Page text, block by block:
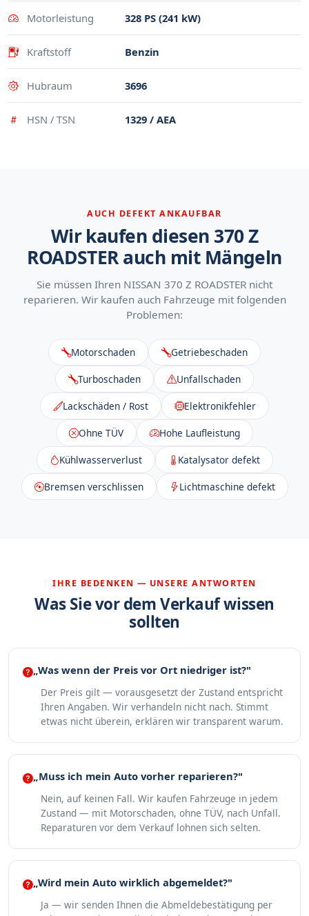
Motorleistung 328 PS (241 kW)
Kraftstoff Benzin
Hubraum 3696
HSN / TSN 1329 / AEA
AUCH DEFEKT ANKAUFBAR
Wir kaufen diesen 370 Z
ROADSTER auch mit Mängeln
Sie müssen Ihren NISSAN 370 Z ROADSTER nicht
reparieren. Wir kaufen auch Fahrzeuge mit folgenden
Problemen:
Motorschaden Getriebeschaden
Turboschaden Unfallschaden
Lackschäden / Rost Elektronikfehler
Ohne TÜV Hohe Laufleistung
Kühlwasserverlust Katalysator defekt
Bremsen verschlissen Lichtmaschine defekt
IHRE BEDENKEN — UNSERE ANTWORTEN
Was Sie vor dem Verkauf wissen
sollten
„Was wenn der Preis vor Ort niedriger ist?"
Der Preis gilt — vorausgesetzt der Zustand entspricht
Ihren Angaben. Wir verhandeln nicht nach. Stimmt
etwas nicht überein, erklären wir transparent warum.
„Muss ich mein Auto vorher reparieren?"
Nein, auf keinen Fall. Wir kaufen Fahrzeuge in jedem
Zustand — mit Motorschaden, ohne TÜV, nach Unfall.
Reparaturen vor dem Verkauf lohnen sich selten.
„Wird mein Auto wirklich abgemeldet?"
Ja — wir senden Ihnen die Abmeldebestätigung per